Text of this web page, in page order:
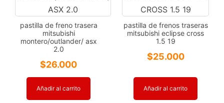
pastilla de freno trasera
mitsubishi
montero/outlander/ asx
2.0
$26.000
Añadir al carrito
pastilla de frenos traseras
mitsubishi eclipse cross
1.5 19
$25.000
Añadir al carrito